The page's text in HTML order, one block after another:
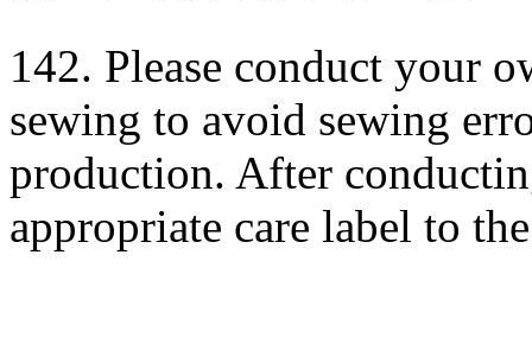
142. Please conduct your
sewing to avoid sewing
production. After
appropriate care label to